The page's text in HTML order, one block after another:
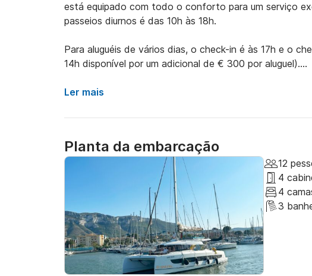
está equipado com todo o conforto para um serviço
passeios diurnos é das 10h às 18h.
Para aluguéis de vários dias, o check-in é às 17h e o
14h disponível por um adicional de € 300 por aluguel).
O barco é alugado SOMENTE com um skipper
permitindo uma capacidade máxima de 12 hóspedes
Oferece amplas áreas para banhos de sol na proa, bem
O embarque e desembarque são realizados em Cala
Reserva mínima de 3 dias.
Ler mais
Planta da embarcação
12
4
4
3